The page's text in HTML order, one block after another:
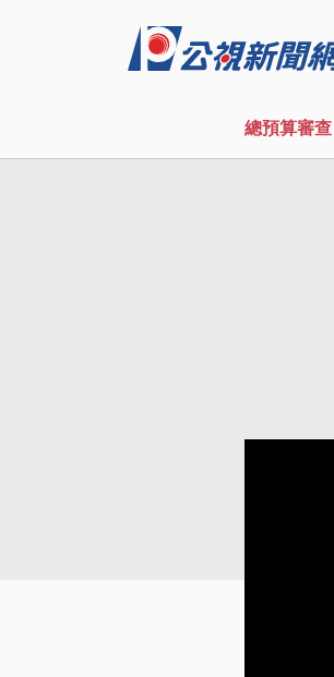
總預算審查